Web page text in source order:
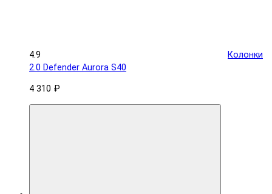
4.9
Колонки
2.0 Defender Aurora S40
4 310 ₽